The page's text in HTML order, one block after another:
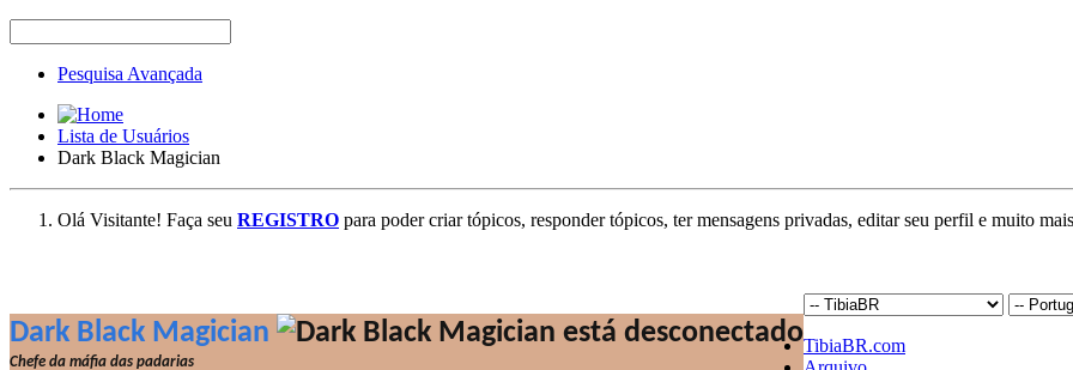
Pesquisa Avançada
Lista de Usuários
Dark Black Magician
Olá Visitante! Faça seu REGISTRO para poder criar tópicos, responder tópicos, ter mensagens privadas, editar seu perfil e muito
Dark Black Magician
Chefe da máfia das padarias
TibiaBR.com